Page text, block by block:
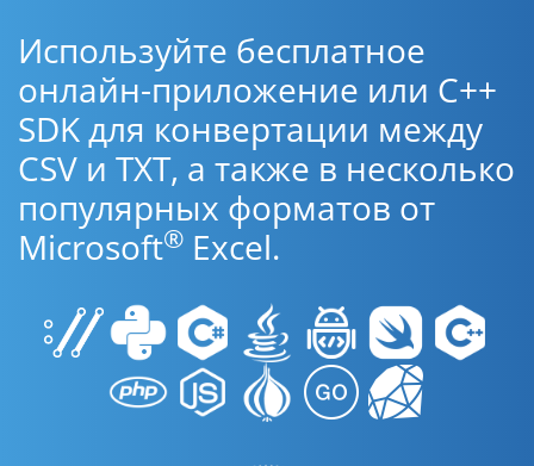
Используйте бесплатное
онлайн-приложение или C++
SDK для конвертации между
CSV и TXT, а также в несколько
популярных форматов от
Microsoft® Excel.